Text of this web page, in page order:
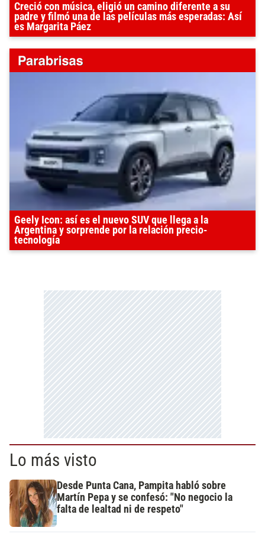
Creció con música, eligió un camino diferente a su
padre y filmó una de las películas más esperadas: Así
es Margarita Páez
Geely Icon: así es el nuevo SUV que llega a la
Argentina y sorprende por la relación precio-
tecnología
Lo más visto
Desde Punta Cana, Pampita habló sobre
Martín Pepa y se confesó: "No negocio la
falta de lealtad ni de respeto"